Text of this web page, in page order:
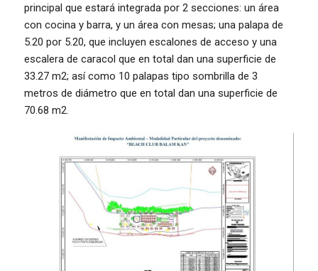
principal que estará integrada por 2 secciones: un área
con cocina y barra, y un área con mesas; una palapa de
5.20 por 5.20, que incluyen escalones de acceso y una
escalera de caracol que en total dan una superficie de
33.27 m2; así como 10 palapas tipo sombrilla de 3
metros de diámetro que en total dan una superficie de
70.68 m2.